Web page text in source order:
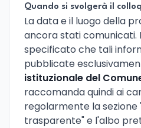
Quando si svolgerà il
La data e il luogo della
ancora stati comunicati.
specificato che tali
pubblicate
istituzionale del
raccomanda quindi ai
regolarmente la sezione
trasparente" e l'albo